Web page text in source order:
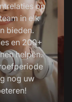
op
in elk
bieden.
en 200+
helpen.
nog uw